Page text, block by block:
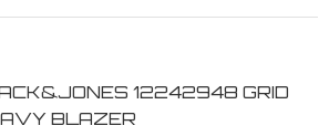
12242948 GRID
BLAZER